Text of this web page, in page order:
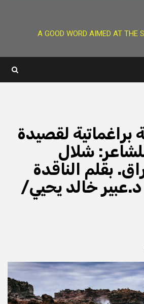
A GOOD WORD AIMED AT THE
براغماتية لقصيدة
شلال
بقلم الناقدة
د.عبير خالد يحيي/